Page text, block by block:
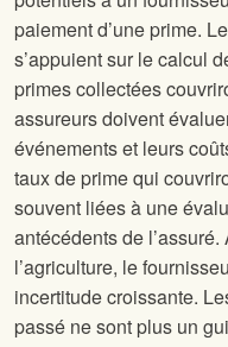
paiement d’une prime.
s’appuient sur le calcul
primes collectées
assureurs doivent
événements et leurs
taux de prime qui
souvent liées à une
antécédents de
l’agriculture, le
incertitude croissante.
passé ne sont plus un